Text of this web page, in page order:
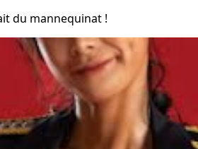
du mannequinat !